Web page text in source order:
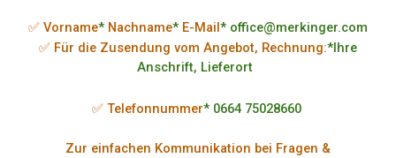
✅ Vorname* Nachname* E-Mail* office@merkinger.com
✅ Für die Zusendung vom Angebot, Rechnung:*Ihre
Anschrift, Lieferort
✅ Telefonnummer* 0664 75028660
Zur einfachen Kommunikation bei Fragen &